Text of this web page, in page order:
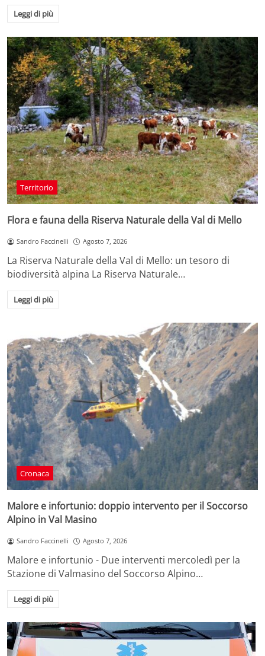
Leggi di più
Territorio
Flora e fauna della Riserva Naturale della Val di Mello
Sandro Faccinelli Agosto 7, 2026
La Riserva Naturale della Val di Mello: un tesoro di
biodiversità alpina La Riserva Naturale…
Leggi di più
Cronaca
Malore e infortunio: doppio intervento per il Soccorso
Alpino in Val Masino
Sandro Faccinelli Agosto 7, 2026
Malore e infortunio - Due interventi mercoledì per la
Stazione di Valmasino del Soccorso Alpino…
Leggi di più